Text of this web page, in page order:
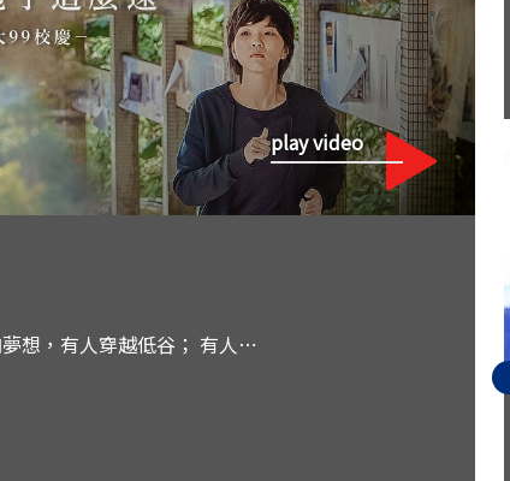
play video
想，有人穿越低谷； 有人⋯